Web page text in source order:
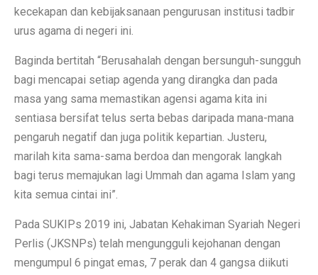
kecekapan dan kebijaksanaan pengurusan institusi tadbir
urus agama di negeri ini.
Baginda bertitah “Berusahalah dengan bersunguh-sungguh
bagi mencapai setiap agenda yang dirangka dan pada
masa yang sama memastikan agensi agama kita ini
sentiasa bersifat telus serta bebas daripada mana-mana
pengaruh negatif dan juga politik kepartian. Justeru,
marilah kita sama-sama berdoa dan mengorak langkah
bagi terus memajukan lagi Ummah dan agama Islam yang
kita semua cintai ini”.
Pada SUKIPs 2019 ini, Jabatan Kehakiman Syariah Negeri
Perlis (JKSNPs) telah mengungguli kejohanan dengan
mengumpul 6 pingat emas, 7 perak dan 4 gangsa diikuti